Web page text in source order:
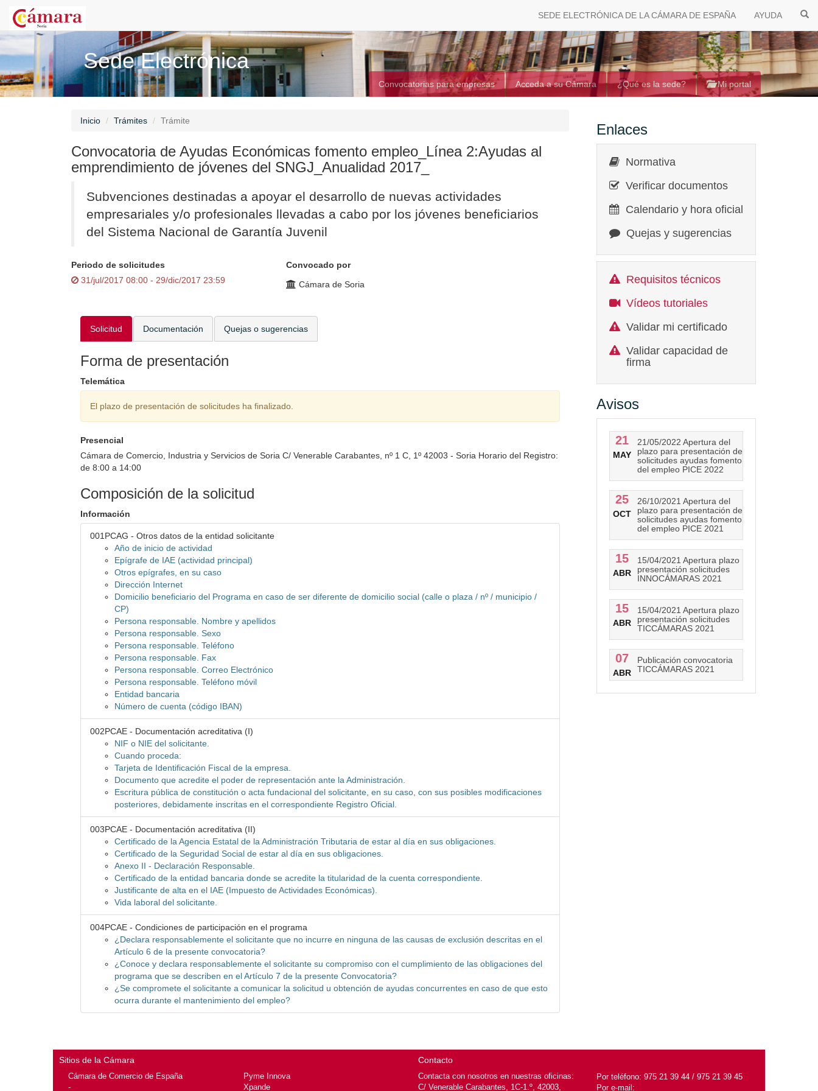
SEDE ELECTRÓNICA DE LA CÁMARA DE ESPAÑA AYUDA
Sede Electrónica
Convocatorias para empresas Acceda a su Cámara ¿Qué es la sede? Mi portal
Inicio Trámites Trámite
Convocatoria de Ayudas Económicas fomento empleo_Línea 2:Ayudas al
emprendimiento de jóvenes del SNGJ_Anualidad 2017_
Subvenciones destinadas a apoyar el desarrollo de nuevas actividades
empresariales y/o profesionales llevadas a cabo por los jóvenes beneficiarios
del Sistema Nacional de Garantía Juvenil
Periodo de solicitudes
31/jul/2017 08:00 - 29/dic/2017 23:59
Convocado por
Cámara de Soria
Solicitud Documentación Quejas o sugerencias
Forma de presentación
Telemática
El plazo de presentación de solicitudes ha finalizado.
Presencial
Cámara de Comercio, Industria y Servicios de Soria C/ Venerable Carabantes, nº 1 C, 1º 42003 - Soria Horario del Registro:
de 8:00 a 14:00
Composición de la solicitud
Información
001PCAG - Otros datos de la entidad solicitante
Año de inicio de actividad
Epígrafe de IAE (actividad principal)
Otros epígrafes, en su caso
Dirección Internet
Domicilio beneficiario del Programa en caso de ser diferente de domicilio social (calle o plaza / nº / municipio /
CP)
Persona responsable. Nombre y apellidos
Persona responsable. Sexo
Persona responsable. Teléfono
Persona responsable. Fax
Persona responsable. Correo Electrónico
Persona responsable. Teléfono móvil
Entidad bancaria
Número de cuenta (código IBAN)
002PCAE - Documentación acreditativa (I)
NIF o NIE del solicitante.
Cuando proceda:
Tarjeta de Identificación Fiscal de la empresa.
Documento que acredite el poder de representación ante la Administración.
Escritura pública de constitución o acta fundacional del solicitante, en su caso, con sus posibles modificaciones
posteriores, debidamente inscritas en el correspondiente Registro Oficial.
003PCAE - Documentación acreditativa (II)
Certificado de la Agencia Estatal de la Administración Tributaria de estar al día en sus obligaciones.
Certificado de la Seguridad Social de estar al día en sus obligaciones.
Anexo II - Declaración Responsable.
Certificado de la entidad bancaria donde se acredite la titularidad de la cuenta correspondiente.
Justificante de alta en el IAE (Impuesto de Actividades Económicas).
Vida laboral del solicitante.
004PCAE - Condiciones de participación en el programa
¿Declara responsablemente el solicitante que no incurre en ninguna de las causas de exclusión descritas en el
Artículo 6 de la presente convocatoria?
¿Conoce y declara responsablemente el solicitante su compromiso con el cumplimiento de las obligaciones del
programa que se describen en el Artículo 7 de la presente Convocatoria?
¿Se compromete el solicitante a comunicar la solicitud u obtención de ayudas concurrentes en caso de que esto
ocurra durante el mantenimiento del empleo?
Enlaces
Normativa
Verificar documentos
Calendario y hora oficial
Quejas y sugerencias
Requisitos técnicos
Vídeos tutoriales
Validar mi certificado
Validar capacidad de
firma
Avisos
21
MAY
21/05/2022 Apertura del
plazo para presentación de
solicitudes ayudas fomento
del empleo PICE 2022
25
OCT
26/10/2021 Apertura del
plazo para presentación de
solicitudes ayudas fomento
del empleo PICE 2021
15
ABR
15/04/2021 Apertura plazo
presentación solicitudes
INNOCÁMARAS 2021
15
ABR
15/04/2021 Apertura plazo
presentación solicitudes
TICCÁMARAS 2021
07
ABR
Publicación convocatoria
TICCÁMARAS 2021
Sitios de la Cámara
Cámara de Comercio de España
-
Pyme Innova
Xpande
Contacto
Contacta con nosotros en nuestras oficinas:
C/ Venerable Carabantes, 1C-1.º, 42003,
Por teléfono: 975 21 39 44 / 975 21 39 45
Por e-mail: